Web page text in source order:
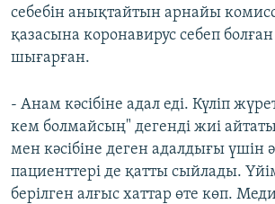
себебін анықтайтын арнайы
қазасына коронавирус себеп
шығарған.
- Анам кәсібіне адал еді. Күліп
кем болмайсың" дегенді жиі
мен кәсібіне деген адалдығы үшін
пациенттері де қатты сыйлады.
берілген алғыс хаттар өте көп.